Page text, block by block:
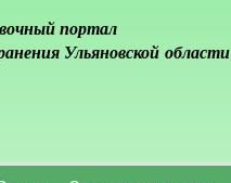
портал
Ульяновской области